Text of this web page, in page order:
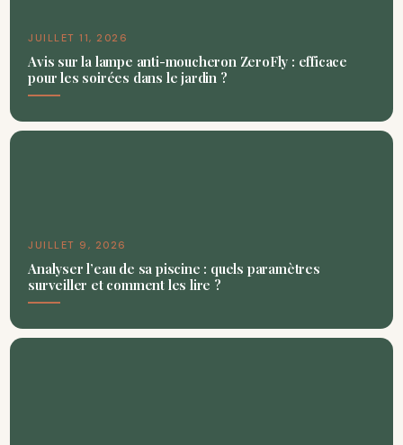
JUILLET 11, 2026
Avis sur la lampe anti-moucheron ZeroFly : efficace
pour les soirées dans le jardin ?
JUILLET 9, 2026
Analyser l’eau de sa piscine : quels paramètres
surveiller et comment les lire ?